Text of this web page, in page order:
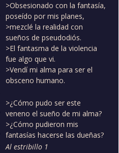
>Obsesionado con la fantasía,
poseído por mis planes,
>mezclé la realidad con
sueños de pseudodiós.
>El fantasma de la violencia
fue algo que vi.
>Vendí mi alma para ser el
obsceno humano.
>¿Cómo pudo ser este
veneno el sueño de mi alma?
>¿Cómo pudieron mis
fantasías hacerse las dueñas?
Al estribillo 1